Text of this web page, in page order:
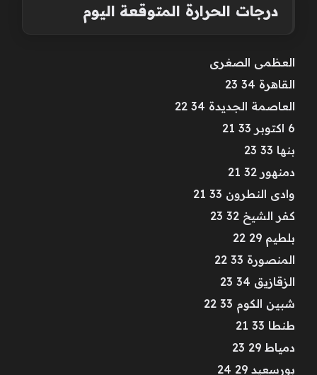
درجات الحرارة المتوقعة اليوم
العظمى الصغرى
القاهرة 34 23
العاصمة الجديدة 34 22
6 اكتوبر 33 21
بنها 33 23
دمنهور 32 21
وادى النطرون 33 21
كفر الشيخ 32 23
بلطيم 29 22
المنصورة 33 22
الزقازيق 34 23
شبين الكوم 33 22
طنطا 33 21
دمياط 29 23
بورسعيد 29 24